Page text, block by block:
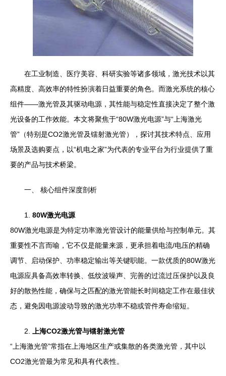
在工业制造、医疗美容、科研实验等诸多领域，激光技术以其
高精度、高效率的特性扮演着日益重要的角色。而激光系统的核心
组件——激光管及其驱动电源，其性能与稳定性直接决定了整个激
光设备的工作效能。本文将聚焦于“80W激光电源”与“上海激光
管”（特别是CO2激光管及镭射激光管），探讨其技术特点、应用
场景及选购要点，以“机电之家”为代表的专业平台为行业提供了重
要的产品与技术桥梁。
一、 核心组件深度剖析
1. 80W激光电源
80W激光电源是为特定功率激光管设计的能量供给与控制单元。其
重要性不言而喻，它不仅是能量来源，更承担着电流/电压的精确
调节、启动保护、功率稳定输出等关键职能。一款优质的80W激光
电源应具备高效率转换、低纹波噪声、完善的过流过压保护以及良
好的散热性能，确保与之匹配的激光管能长时间稳定工作在最佳状
态，避免因电源波动导致的激光功率不稳或管件寿命缩短。
2.
上海CO2激光管与镭射激光管
“上海激光管”常指在上海地区生产或集散的各类激光管，其中以
CO2激光管最为常见和具有代表性。